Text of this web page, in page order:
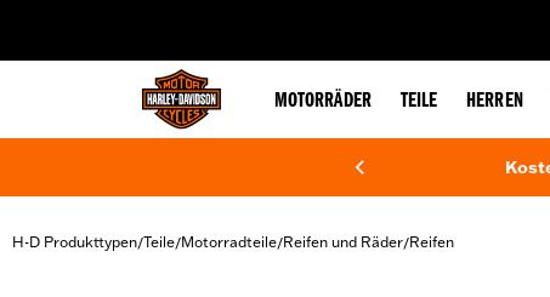
MOTORRÄDER TEILE HERREN
H-D Produkttypen/Teile/Motorradteile/Reifen und Räder/Reifen